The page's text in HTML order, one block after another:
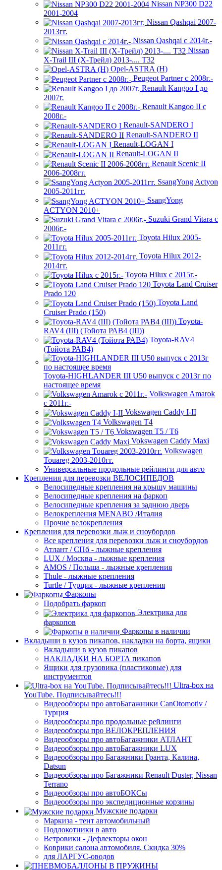
Nissan NP300 D22
2001-2004
Nissan Qashqai 2007-
2013гг.
Nissan Qashqai с 2014г.-
Nissan
X-Trail III (Х-Трейл) 2013-.... Т32
Opel-ASTRA (H)
Peugeot Partner с 2008г.-
Renault Kangoo I до
2007г.
Renault Kangoo II с
2008г.-
Renault-SANDERO I
Renault-SANDERO II
Renault-LOGAN I
Renault-LOGAN II
Renault Scenic II
2006-2008гг.
SsangYong Actyon
2005-2011гг.
SsangYong
ACTYON 2010+
Suzuki Grand Vitara с
2006г.-
Toyota Hilux 2005-
2011гг.
Toyota Hilux 2012-
2014гг.
Toyota Hilux с 2015г.-
Toyota Land Cruiser
Prado 120
Toyota Land
Cruiser Prado (150)
Toyota-
RAV4 (III) (Тойота РАВ4 (III))
Toyota-RAV4
(Тойота РАВ4)
Toyota-HIGHLANDER III U50 выпуск с 2013г по
настоящее время
Volkswagen Amarok
с 2011г.-
Vokswagen Caddy I-II
Volkswagen T4
Vokswagen T5 / Т6
Vokswagen Caddy Maxi
Volkswagen
Touareg 2003-2010гг.
Универсальные продольные рейлинги для авто
Крепления для перевозки ВЕЛОСИПЕДОВ
Велосипедные крепления на крышу машины
Велосипедные крепления на фаркоп
Велосипедные крепления за заднюю дверь
Велокрепления MENABO /Италия
Прочие велокрепления
Крепления для перевозки лыж и сноубордов
Все крепления для перевозки лыж и сноубордов
Атлант / СПб - лыжные крепления
LUX / Москва - лыжные крепления
AMOS / Польша - лыжные крепления
Thule - лыжные крепления
Turtle / Турция - лыжные крепления
Фаркопы
Подобрать фаркоп
Электрика для
фаркопов
Фаркопы в наличии
Вкладыши в кузов пикапов, накладки на борта, ящики
Вкладыши в кузов пикапов
НАКЛАДКИ НА БОРТА пикапов
Ящики для грузовика (пластиковые) для
инструментов
Ultra-box на
YouTube. Подписывайтесь!!!
Видеообзоры про автоБагажники CanOtomotiv /
Турция
Видеообзоры про продольные рейлинги
Видеообзоры про ВЕЛОКРЕПЛЕНИЯ
Видеообзоры про автоБагажники АТЛАНТ
Видеообзоры про автоБагажники LUX
Видеообзоры про Багажники Гранта, Калина,
Datsun
Видеообзоры про Багажники Renault Duster, Nissan
Terrano
Видеообзоры про автоБОКСы
Видеообзоры про экспедиционные корзины
Мужские подарки
Маркиза - тент автомобильный
Подлокотники в авто
Ветровики - Дефлекторы окон
Коврики салона автомобиля. Скидка 30%
для ЛАРГУС-оводов